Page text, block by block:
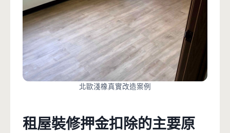
北歐淺橡真實改造案例
租屋裝修押金扣除的主要原